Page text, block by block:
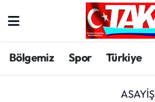
Bölgemiz Spor Türkiye
ASAYIŞ
Spor
Trabzon Hava Durumu